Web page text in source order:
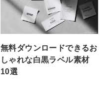
無料ダウンロードできるお
しゃれな白黒ラベル素材
10選